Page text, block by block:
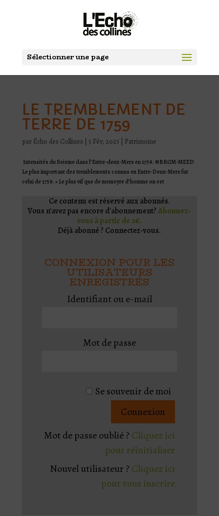
Sélectionner une page
LE TREMBLEMENT DE
TERRE DE 1759
par Écho des Collines 5 Fév, 2025 Patrimoine
Intensités du Seisme dans l’Entre-deux-Mers en 1759. ©BRGM-MEED
Le plus important des tremblements connus en Entre-Deux-Mers fut
celui de 1759. « Le plus vif que de memoyre d’homme on est
Ce contenu est réservé aux abonnés.
Vous n'avez pas encore d'abonnement?Abonnez-
vous à partir de 2€.
Déjà abonné ? Connectez-vous.
CONNEXION POUR LES
UTILISATEURS
ENREGISTRÉS
Identifiant ou e-mail
Mot de passe
Se souvenir de moi
Mot de passe oublié ? Cliquez ici
pour réinitialiser
Nouvel utilisateur ? Cliquez ici
pour vous inscrire